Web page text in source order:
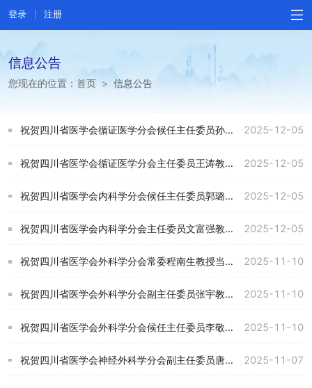
登录 注册
信息公告
您现在的位置： 首页 > 信息公告
祝贺四川省医学会循证医学分会候任主任委员孙鑫教授当选中华医学会临床流行病学和循证医学分会第十届委员会副主任委员。 2025-12-05
祝贺四川省医学会循证医学分会主任委员王涛教授当选中华医学会临床流行病学和循证医学分会第十届委员会委员。 2025-12-05
祝贺四川省医学会内科学分会候任主任委员郭璐教授当选中华医学会内科学分会第十六届委员会委员。 2025-12-05
祝贺四川省医学会内科学分会主任委员文富强教授当选中华医学会内科学分会第十六届委员会常委。 2025-12-05
祝贺四川省医学会外科学分会常委程南生教授当选中华医学会外科学分会第十九届委员会常委。 2025-11-10
祝贺四川省医学会外科学分会副主任委员张宇教授当选中华医学会外科学分会第十九届委员会委员。 2025-11-10
祝贺四川省医学会外科学分会候任主任委员李敬东教授当选中华医学会外科学分会第十九届委员会委员。 2025-11-10
祝贺四川省医学会神经外科学分会副主任委员唐晓平教授当选中华医学会神经外科学分会第九届委员会委员。 2025-11-07